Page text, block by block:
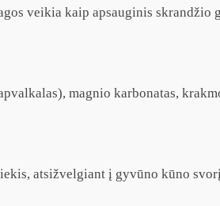
veikia kaip apsauginis skrandžio
magnio karbonatas,
atsižvelgiant į gyvūno kūno